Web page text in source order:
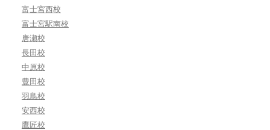
富士宮西校
富士宮駅南校
唐瀬校
長田校
中原校
豊田校
羽鳥校
安西校
鷹匠校